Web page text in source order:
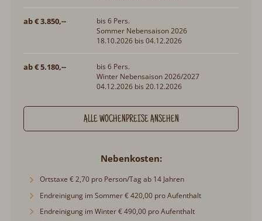
ab € 3.850,--
bis 6 Pers.
Sommer Nebensaison 2026
18.10.2026 bis 04.12.2026
ab € 5.180,--
bis 6 Pers.
Winter Nebensaison 2026/2027
04.12.2026 bis 20.12.2026
ALLE WOCHENPREISE ANSEHEN
Nebenkosten
Ortstaxe € 2,70 pro Person/Tag ab 14 Jahren
Endreinigung im Sommer € 420,00 pro Aufenthalt
Endreinigung im Winter € 490,00 pro Aufenthalt